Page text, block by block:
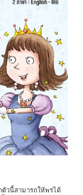
ตัวนี้สามารถให้พรได้